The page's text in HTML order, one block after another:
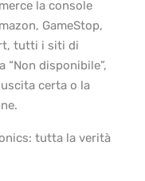
la console
GameStop,
tutti i siti di
disponibile”,
certa o la
tutta la verità